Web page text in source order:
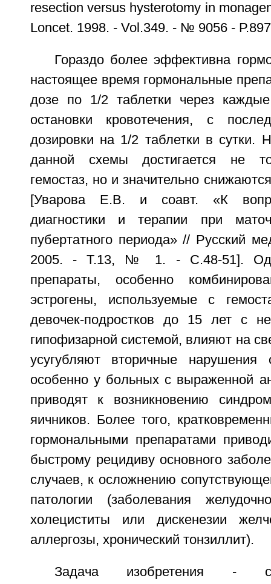
resection versus hysterotomy in
Loncet. 1998. - Vol.349. - № 9056 -
Гораздо более эффективна
настоящее время гормональные
дозе по 1/2 таблетки через
остановки кровотечения, с
дозировки на 1/2 таблетки в сутки.
данной схемы достигается не
гемостаз, но и значительно
[Уварова Е.В. и соавт. «К
диагностики и терапии при
пубертатного периода» // Русский
2005. - Т.13, № 1. - С.48-51].
препараты, особенно
эстрогены, используемые с
девочек-подростков до 15 лет с
гипофизарной системой, влияют на
усугубляют вторичные нарушения
особенно у больных с выраженной
приводят к возникновению
яичников. Более того,
гормональными препаратами
быстрому рецидиву основного
случаев, к осложнению
патологии (заболевания
холециститы или дискенезии
аллергозы, хронический тонзиллит).
Задача изобретения -